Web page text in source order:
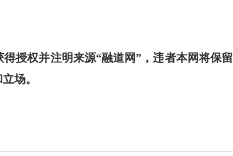
权并注明来源“融道网”，违者本网将保留
场。